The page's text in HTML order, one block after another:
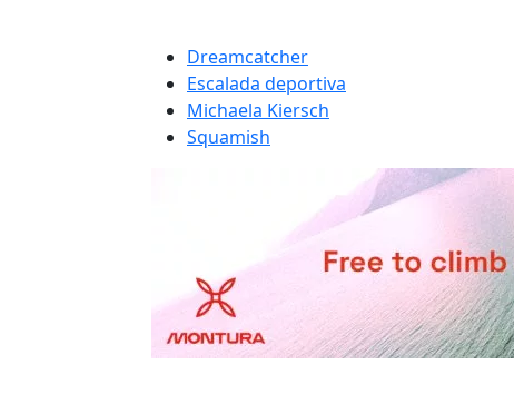
Dreamcatcher
Escalada deportiva
Michaela Kiersch
Squamish